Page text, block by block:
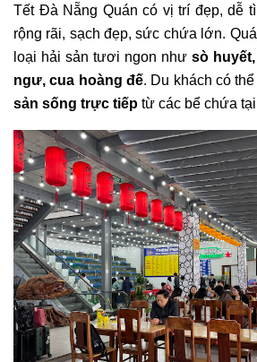
Tết Đà Nẵng Quán có vị trí đẹp, dễ
rộng rãi, sạch đẹp, sức chứa lớn.
loại hải sản tươi ngon như sò
ngư, cua hoàng đế. Du khách có thể
sản sống trực tiếp từ các bể chứa